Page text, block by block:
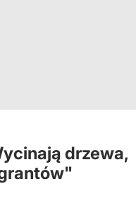
drzewa,